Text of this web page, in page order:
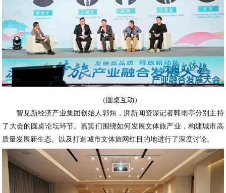
（圆桌互动）
智见新经济产业集团创始人郭炜，湃新闻资深记者韩雨亭分别主持
了大会的圆桌论坛环节。嘉宾们围绕如何发展文体旅产业，构建城市高
质量发展新生态。以及打造城市文体旅网红目的地进行了深度讨论。